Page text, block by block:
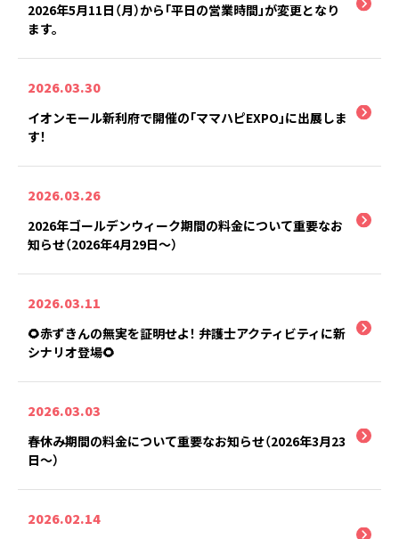
2026年5月11日（月）から「平日の営業時間」が変更となり
ます。
2026.03.30
イオンモール新利府で開催の「ママハピEXPO」に出展しま
す！
2026.03.26
2026年ゴールデンウィーク期間の料金について重要なお
知らせ（2026年4月29日～）
2026.03.11
🌻赤ずきんの無実を証明せよ！ 弁護士アクティビティに新
シナリオ登場🌻
2026.03.03
春休み期間の料金について重要なお知らせ（2026年3月23
日～）
2026.02.14